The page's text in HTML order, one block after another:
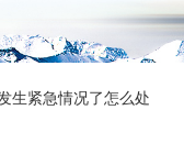
生紧急情况了怎么处